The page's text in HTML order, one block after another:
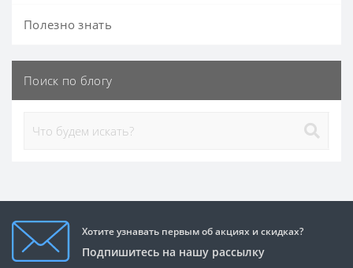
Полезно знать
Поиск по блогу
Хотите узнавать первым об акциях и скидках?
Подпишитесь на нашу рассылку